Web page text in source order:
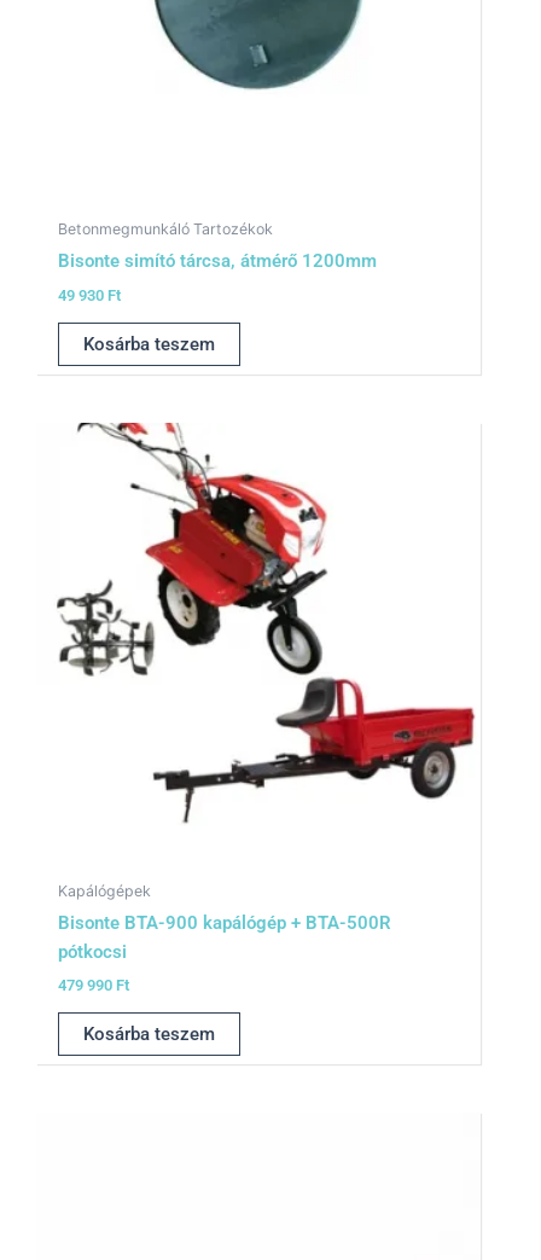
Betonmegmunkáló Tartozékok
Bisonte simító tárcsa, átmérő 1200mm
49 930 Ft
Kosárba teszem
Kapálógépek
Bisonte BTA-900 kapálógép + BTA-500R
pótkocsi
479 990 Ft
Kosárba teszem